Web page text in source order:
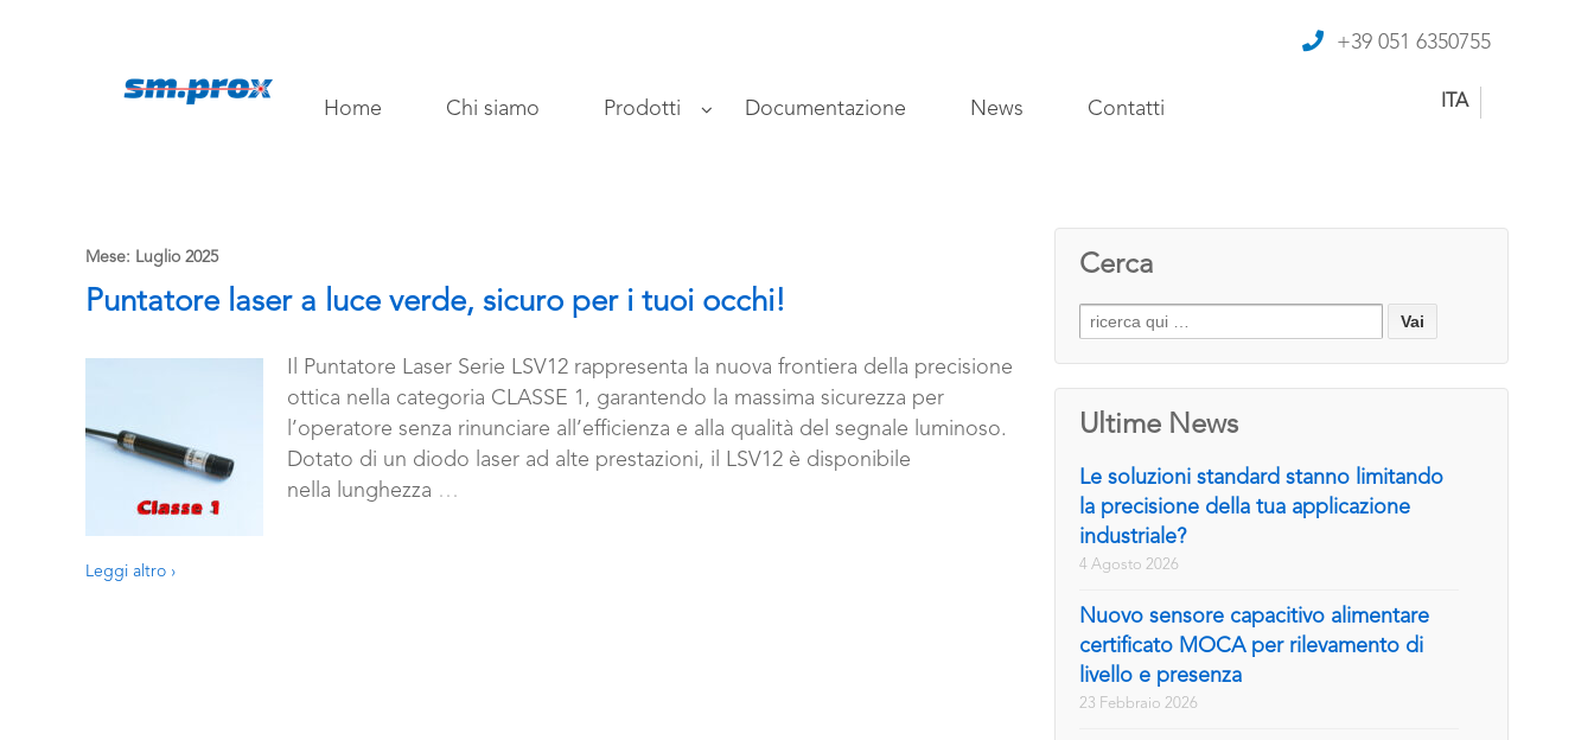
+39 051 6350755
Home Chi siamo Prodotti Documentazione News Contatti ITA
Mese: Luglio 2025
Puntatore laser a luce verde, sicuro per i tuoi occhi!
Il Puntatore Laser Serie LSV12 rappresenta la nuova frontiera della precisione
ottica nella categoria CLASSE 1, garantendo la massima sicurezza per
l’operatore senza rinunciare all’efficienza e alla qualità del segnale luminoso.
Dotato di un diodo laser ad alte prestazioni, il LSV12 è disponibile
nella lunghezza …
Leggi altro ›
Cerca
Search
for:
Ultime News
Le soluzioni standard stanno limitando
la precisione della tua applicazione
industriale?
4 Agosto 2026
Nuovo sensore capacitivo alimentare
certificato MOCA per rilevamento di
livello e presenza
23 Febbraio 2026